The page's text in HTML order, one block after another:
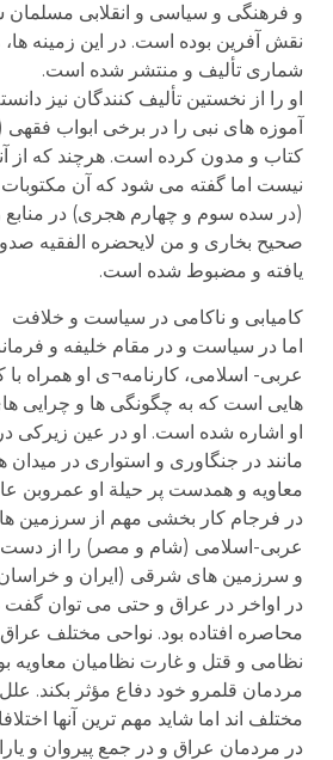
و فرهنگی و سیاسی و انقلابی مسلمان
نقش آفرین بوده است. در این زمینه ها،
شماری تألیف و منتشر شده است.
او را از نخستین تألیف کنندگان نیز
آموزه های نبی را در برخی ابواب
کتاب و مدون کرده است. هرچند که از
نیست اما گفته می شود که آن مکتوبات
(در سده سوم و چهارم هجری) در منابع
صحیح بخاری و من لایحضره الفقیه
یافته و مضبوط شده است.
کامیابی و ناکامی در سیاست و خلافت
اما در سیاست و در مقام خلیفه و
عربی- اسلامی، کارنامه¬ی او همراه با
هایی است که به چگونگی ها و چرایی
او اشاره شده است. او در عین زیرکی
مانند در جنگاوری و استواری در میدان
معاویه و همدست پر حیلة او
در فرجام کار بخشی مهم از سرزمین
عربی-اسلامی (شام و مصر) را از دست
و سرزمین های شرقی (ایران و خراسان)
در اواخر در عراق و حتی می توان گفت
محاصره افتاده بود. نواحی مختلف
نظامی و قتل و غارت نظامیان معاویه
مردمان قلمرو خود دفاع مؤثر بکند.
مختلف اند اما شاید مهم ترین آنها
در مردمان عراق و در جمع پیروان و